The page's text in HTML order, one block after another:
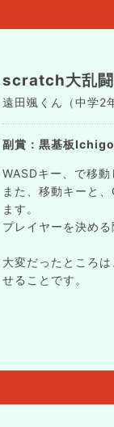
scratch大乱闘
遠田颯くん（中学
副賞：黒基板
WASDキー、で移
また、移動キーと
ます。
プレイヤーを決め
大変だったところ
せることです。